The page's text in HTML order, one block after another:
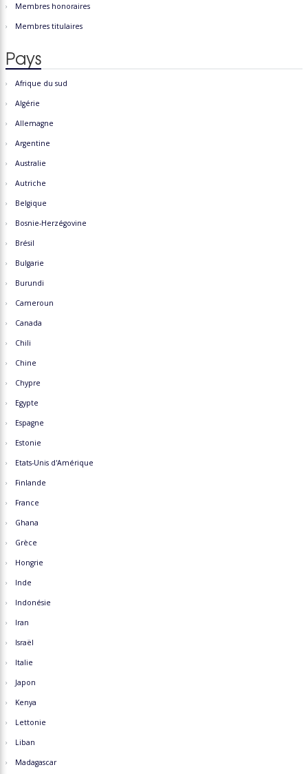
Membres honoraires
Membres titulaires
Pays
Afrique du sud
Algérie
Allemagne
Argentine
Australie
Autriche
Belgique
Bosnie-Herzégovine
Brésil
Bulgarie
Burundi
Cameroun
Canada
Chili
Chine
Chypre
Egypte
Espagne
Estonie
Etats-Unis d'Amérique
Finlande
France
Ghana
Grèce
Hongrie
Inde
Indonésie
Iran
Israël
Italie
Japon
Kenya
Lettonie
Liban
Madagascar